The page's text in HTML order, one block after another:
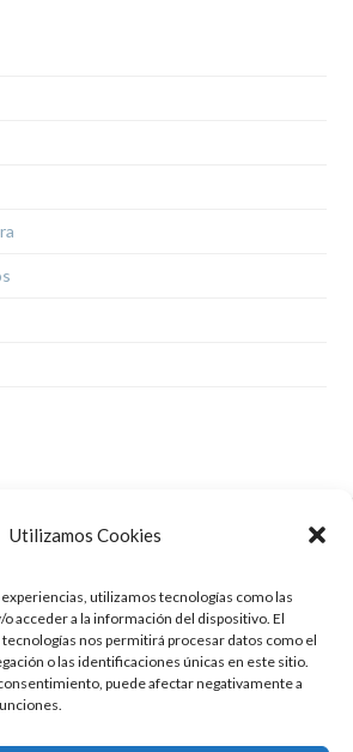
Utilizamos Cookies
utilizamos tecnologías como las
acceder a la información del dispositivo. El
nos permitirá procesar datos como el
o las identificaciones únicas en este sitio.
puede afectar negativamente a
de